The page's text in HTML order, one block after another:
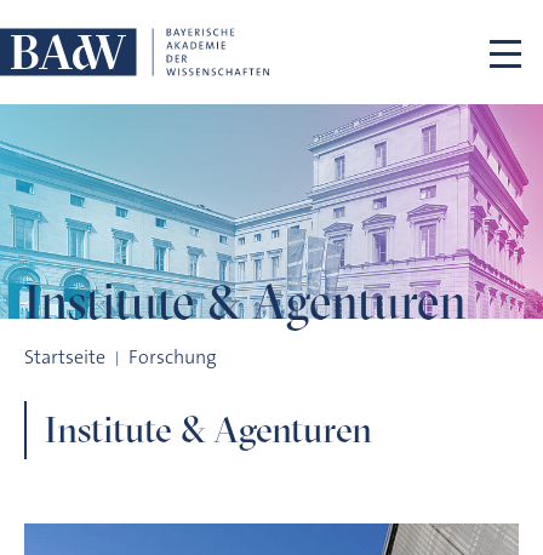
Institute & Agenturen
Startseite Forschung
Institute & Agenturen